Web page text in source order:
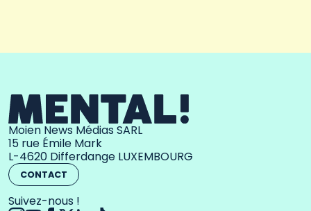
Moien News Médias SARL
15 rue Émile Mark
L-4620 Differdange LUXEMBOURG
CONTACT
Suivez-nous !